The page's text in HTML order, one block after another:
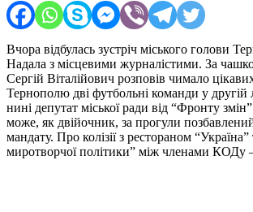
Вчора відбулась зустріч міського голови
Надала з місцевими журналістими. За
Сергій Віталійович розповів чимало
Тернополю дві футбольні команди у другій
нині депутат міської ради від “Фронту
може, як двійочник, за прогули
мандату. Про колізії з рестораном “Україна”
миротворчої політики” між членами КОДу –